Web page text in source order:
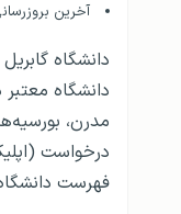
آخرین
مدرن،
درخواست
فهرست